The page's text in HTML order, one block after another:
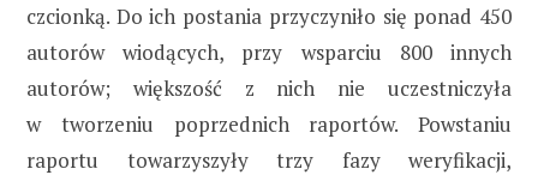
czcionką. Do ich postania przyczyniło się ponad 450
autorów wiodących, przy wsparciu 800 innych
autorów; większość z nich nie uczestniczyła
w tworzeniu poprzednich raportów. Powstaniu
raportu towarzyszyły trzy fazy weryfikacji,